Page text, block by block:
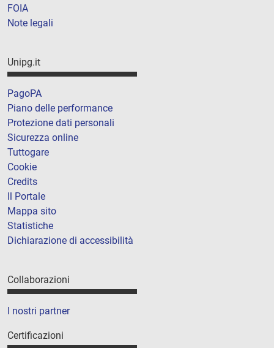
FOIA
Note legali
Unipg.it
PagoPA
Piano delle performance
Protezione dati personali
Sicurezza online
Tuttogare
Cookie
Credits
Il Portale
Mappa sito
Statistiche
Dichiarazione di accessibilità
Collaborazioni
I nostri partner
Certificazioni